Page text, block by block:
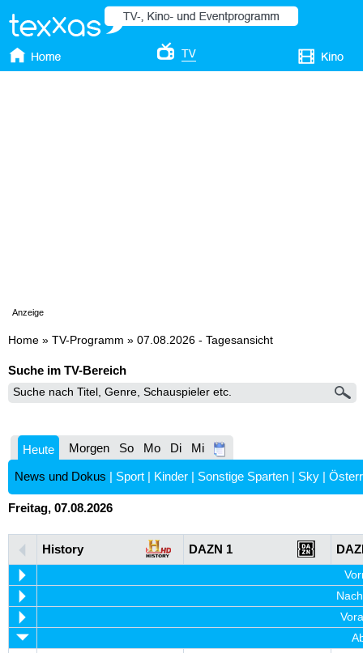
Anzeige
Home » TV-Programm » 07.08.2026 - Tagesansicht
Suche im TV-Bereich
Heute Morgen So Mo Di Mi
News und Dokus | Sport | Kinder | Sonstige Sparten | Sky |
Freitag, 07.08.2026
History DAZN 1